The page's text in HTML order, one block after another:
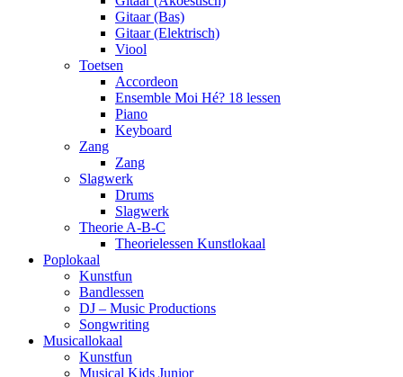
Gitaar (Bas)
Gitaar (Elektrisch)
Viool
Toetsen
Accordeon
Ensemble Moi Hé? 18 lessen
Piano
Keyboard
Zang
Zang
Slagwerk
Drums
Slagwerk
Theorie A-B-C
Theorielessen Kunstlokaal
Poplokaal
Kunstfun
Bandlessen
DJ – Music Productions
Songwriting
Musicallokaal
Kunstfun
Musical Kids Junior